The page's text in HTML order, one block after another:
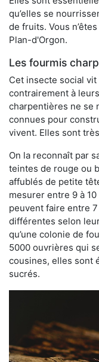
qu’elles se
de fruits. Vous
Plan-d'Orgon.
Les fourmis
Cet insecte social
contrairement à
charpentières ne se
connues pour
vivent. Elles sont
On la reconnaît par
teintes de rouge ou
affublés de petite
mesurer entre 9 à
peuvent faire entre
différentes selon
qu’une colonie de
5000 ouvrières qui
cousines, elles sont
sucrés.